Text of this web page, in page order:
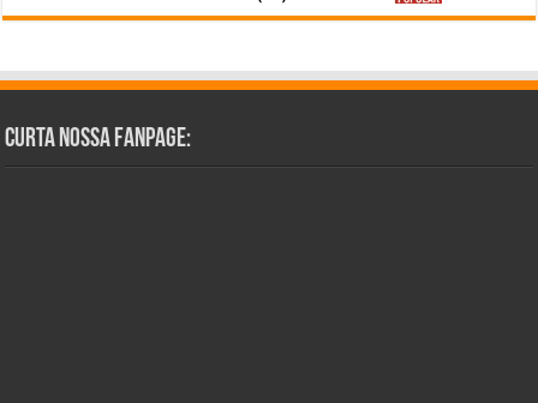
Curta Nossa Fanpage: